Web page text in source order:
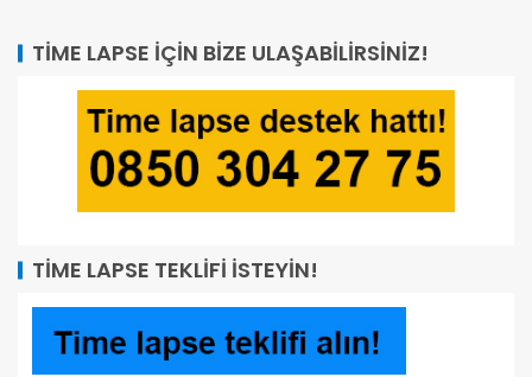
TIME LAPSE İÇIN BIZE ULAŞABILIRSINIZ!
TIME LAPSE TEKLIFI İSTEYIN!